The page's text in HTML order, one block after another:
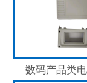
数码产品类